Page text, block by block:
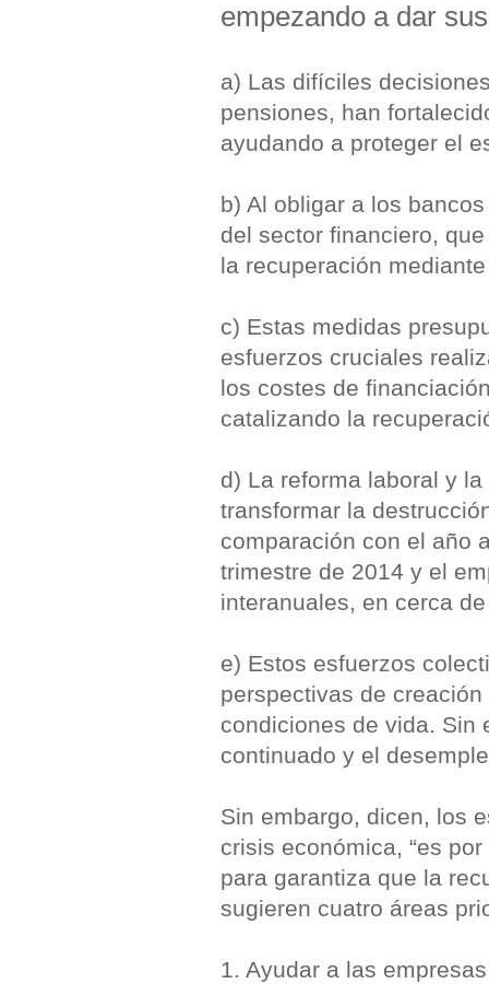
empezando a dar
a) Las difíciles
pensiones, han
ayudando a proteger el
b) Al obligar a los
del sector financiero,
la recuperación
c) Estas medidas
esfuerzos cruciales
los costes de
catalizando la
d) La reforma laboral y
transformar la
comparación con el año
trimestre de 2014 y el
interanuales, en cerca
e) Estos esfuerzos
perspectivas de
condiciones de vida. Sin
continuado y el
Sin embargo, dicen, los
crisis económica, “es
para garantiza que la
sugieren cuatro áreas
1. Ayudar a las